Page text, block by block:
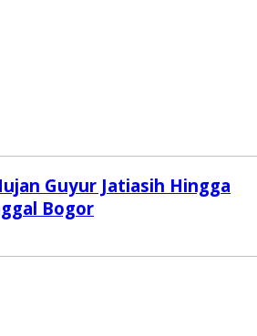
Guyur Jatiasih Hingga
Bogor